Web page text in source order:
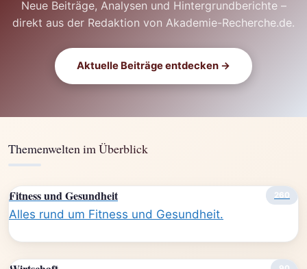
Neue Beiträge, Analysen und Hintergrundberichte –
direkt aus der Redaktion von Akademie-Recherche.de.
Aktuelle Beiträge entdecken →
Themenwelten im Überblick
Fitness und Gesundheit 260
Alles rund um Fitness und Gesundheit.